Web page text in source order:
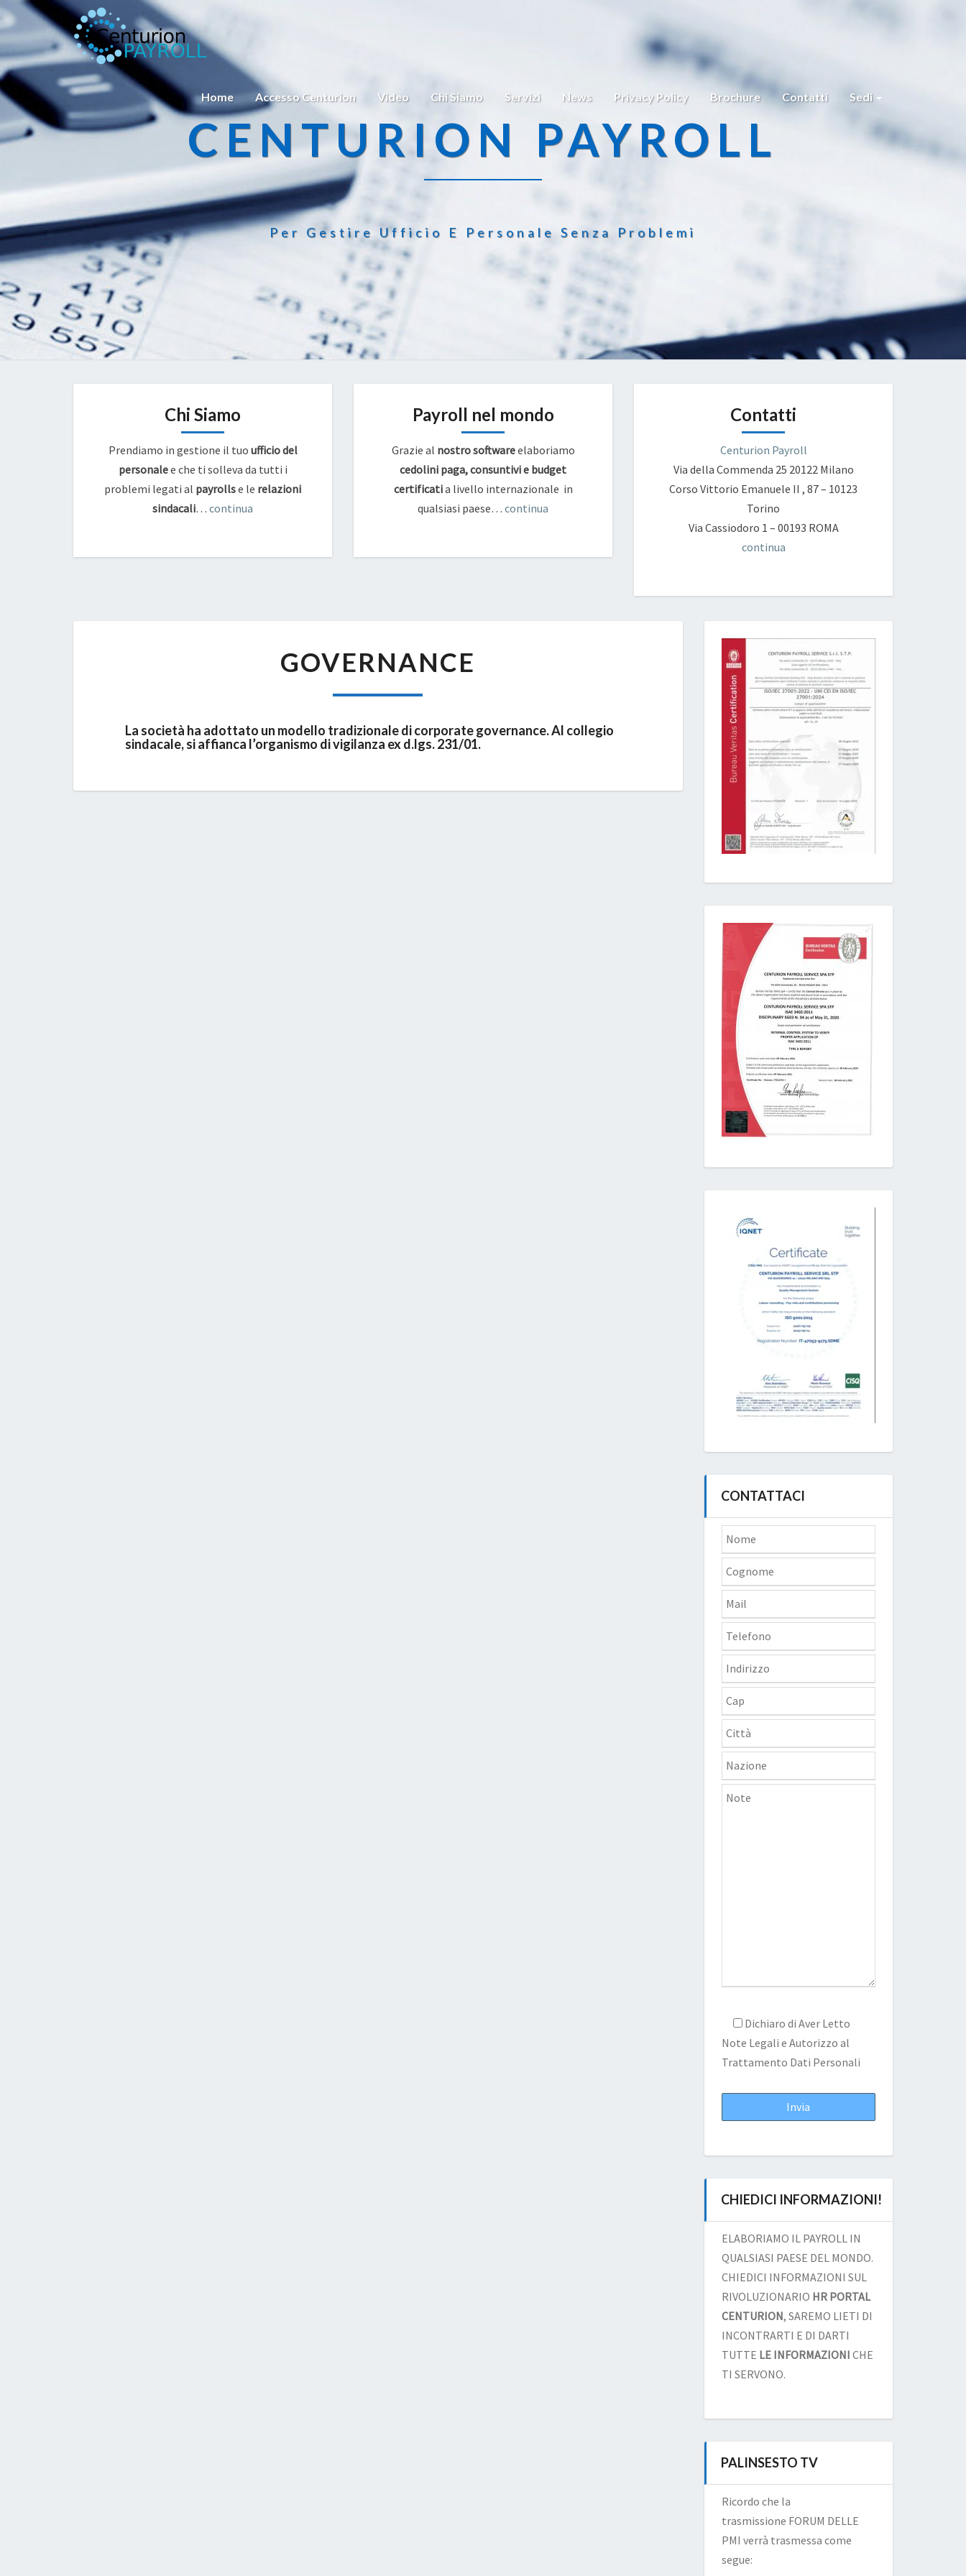
Home Accesso Centurion Video Chi Siamo Servizi News Privacy Policy Brochure Contatti Sedi
CENTURION PAYROLL
Per Gestire Ufficio E Personale Senza Problemi
Chi Siamo
Prendiamo in gestione il tuo ufficio del
personalee che ti solleva da tutti i
problemi legati al payrollse le relazioni
sindacali… continua
Payroll nel mondo
Grazie al nostro softwareelaboriamo
cedolini paga, consuntivi e budget
certificatia livello internazionale in
qualsiasi paese… continua
Contatti
Centurion Payroll
Via della Commenda 25 20122 Milano
Corso Vittorio Emanuele II , 87 – 10123
Torino
Via Cassiodoro 1 – 00193 ROMA
continua
GOVERNANCE
La società ha adottato un modello tradizionale di corporate governance. Al collegio
sindacale, si affianca l’organismo di vigilanza ex d.lgs. 231/01.
CONTATTACI
Dichiaro di Aver Letto
Note Legali e Autorizzo al
Trattamento Dati Personali
CHIEDICI INFORMAZIONI!
ELABORIAMO IL PAYROLL IN
QUALSIASI PAESE DEL MONDO.
CHIEDICI INFORMAZIONI SUL
RIVOLUZIONARIO HR PORTAL
CENTURION, SAREMO LIETI DI
INCONTRARTI E DI DARTI
TUTTE LE INFORMAZIONI CHE
TI SERVONO.
PALINSESTO TV
Ricordo che la
trasmissione FORUM DELLE
PMI verrà trasmessa come
segue: